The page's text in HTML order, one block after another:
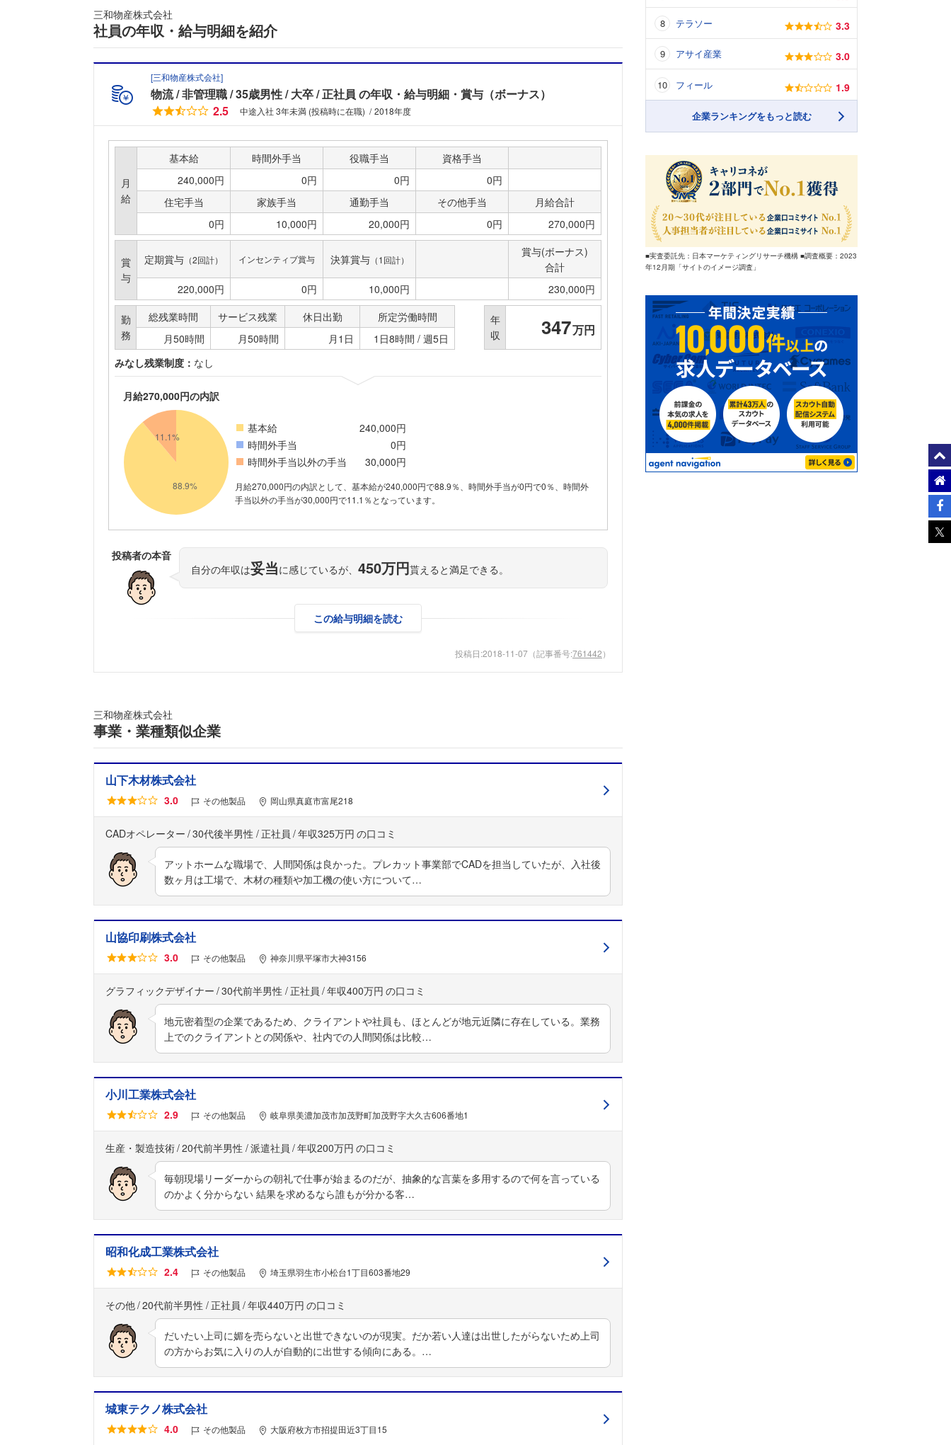
こちらの企業もフォローしませんか？
三和物産株式会社
社員の年収・給与明細を紹介
[三和物産株式会社]
物流 非管理職 35歳男性 大卒 正社員 の年収・給与明細・賞与（ボーナス）
2.5
中途入社 3年未満 (投稿時に在職) 2018年度
月
給
基本給 時間外手当 役職手当
資格手当
240,000円
0円 0円
0円
住宅手当
家族手当 通勤手当 その他手当
月給合計
0円
10,000円 20,000円 0円 270,000円
賞
与
定期賞与 （2回計） インセンティブ賞与 決算賞与（1回計）
賞与(ボーナス)
合計
220,000円
0円 10,000円 230,000円
勤
務
総残業時間 サービス残業 休日出勤
所定労働時間
月50時間
月50時間 月1日 1日8時間 / 週5日
年
収
347万円
みなし残業制度： なし
月給270,000円の内訳
基本給
240,000円
時間外手当
0円
時間外手当以外の手当
30,000円
月給270,000円の内訳として、基本給が240,000円で88.9％、時間外手当が0円で0％、時間外
手当以外の手当が30,000円で11.1％となっています。
投稿者の本音
自分の年収は妥当に感じているが、 450万円貰えると満足できる。
この給与明細を読む
投稿日:2018-11-07 （記事番号:761442）
三和物産株式会社
事業・業種類似企業
山下木材株式会社
3.0 その他製品 岡山県真庭市富尾218
CADオペレーター 30代後半男性 正社員 年収325万円
アットホームな職場で、人間関係は良かった。プレカット事業部でCADを担当していたが、入社後
数ヶ月は工場で、木材の種類や加工機の使い方について…
山協印刷株式会社
3.0 その他製品 神奈川県平塚市大神3156
グラフィックデザイナー 30代前半男性 正社員 年収400万円
地元密着型の企業であるため、クライアントや社員も、ほとんどが地元近隣に存在している。業務
上でのクライアントとの関係や、社内での人間関係は比較…
小川工業株式会社
2.9 その他製品 岐阜県美濃加茂市加茂野町加茂野字大久古606番地1
生産・製造技術 20代前半男性 派遣社員 年収200万円
毎朝現場リーダーからの朝礼で仕事が始まるのだが、抽象的な言葉を多用するので何を言っている
のかよく分からない 結果を求めるなら誰もが分かる客…
昭和化成工業株式会社
2.4 その他製品 埼玉県羽生市小松台1丁目603番地29
その他 20代前半男性 正社員 年収440万円
だいたい上司に媚を売らないと出世できないのが現実。だか若い人達は出世したがらないため上司
の方からお気に入りの人が自動的に出世する傾向にある。…
城東テクノ株式会社
4.0 その他製品 大阪府枚方市招提田近3丁目15
テラソー 3.3
アサイ産業 3.0
フィール 1.9
企業ランキングをもっと読む
■実査委託先：日本マーケティングリサーチ機構 ■調査概要：2023
年12月期「サイトのイメージ調査」